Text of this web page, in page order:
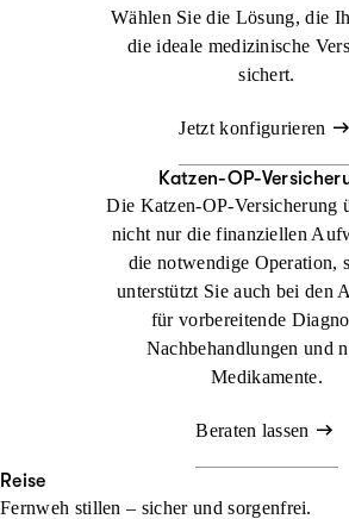
Wählen Sie die Lösung, die
die ideale medizinische
sichert.
Jetzt konfigurieren
Katzen-OP-
Die Katzen-OP-Versicherung
nicht nur die finanziellen
die notwendige Operation,
unterstützt Sie auch bei den
für vorbereitende
Nachbehandlungen und
Medikamente.
Beraten lassen
Reise
Fernweh stillen – sicher und sorgenfrei.